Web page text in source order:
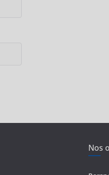
Nos